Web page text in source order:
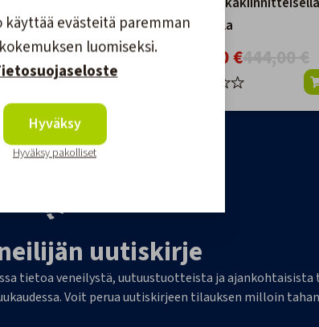
säätö
€
Jalustalla
319,00 €444,00 €
uutiskirje
tietoa veneilystä, uutuustuotteista ja
Voit perua uutiskirjeen tilauksen milloin
käyttää evästeitä paremman
luomiseksi.
Hyväksy
Hyväksy pakolliset